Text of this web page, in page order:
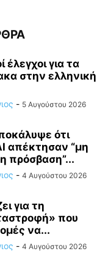
έλεγχοι για τα
στην ελληνική
- 5 Αυγούστου 2026
ότι
απέκτησαν “μη
πρόσβαση”...
- 4 Αυγούστου 2026
για τη
που
να...
- 4 Αυγούστου 2026